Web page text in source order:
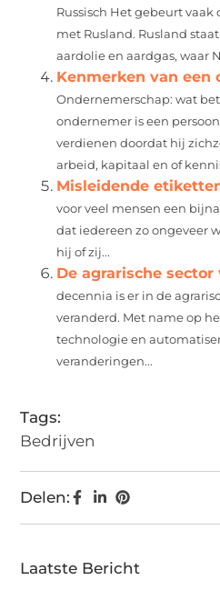
Russisch Het gebeurt
met Rusland. Rusland
aardolie en aardgas, waar
Kenmerken van een
Ondernemerschap: wat
ondernemer is een
verdienen doordat hij
arbeid, kapitaal en of
Misleidende
voor veel mensen een
dat iedereen zo ongeveer
hij of zij...
De agrarische sector
decennia is er in de
veranderd. Met name op
technologie en
veranderingen...
Tags:
Bedrijven
Delen:
Laatste Bericht